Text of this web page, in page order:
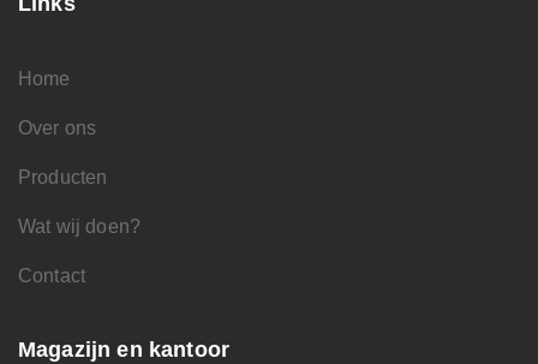
Home
Over ons
Producten
Wat wij doen?
Contact
Magazijn en kantoor